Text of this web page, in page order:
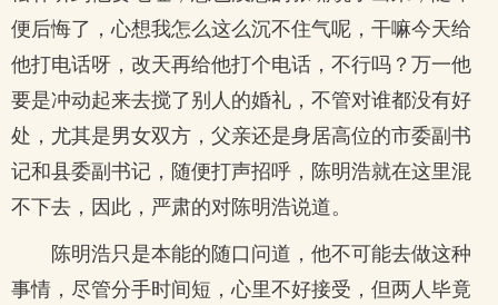
便后悔了，心想我怎么这么沉不住气呢，干嘛今天给
他打电话呀，改天再给他打个电话，不行吗？万一他
要是冲动起来去搅了别人的婚礼，不管对谁都没有好
处，尤其是男女双方，父亲还是身居高位的市委副书
记和县委副书记，随便打声招呼，陈明浩就在这里混
不下去，因此，严肃的对陈明浩说道。
陈明浩只是本能的随口问道，他不可能去做这种
事情，尽管分手时间短，心里不好接受，但两人毕竟